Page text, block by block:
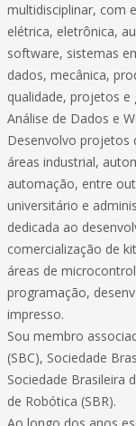
multidisciplinar, com
elétrica, eletrônica,
software, sistemas
dados, mecânica,
qualidade, projetos e
Análise de Dados e
Desenvolvo projetos
áreas industrial,
automação, entre
universitário e
dedicada ao
comercialização de
áreas de
programação,
impresso.
Sou membro
(SBC), Sociedade
Sociedade Brasileira
de Robótica (SBR).